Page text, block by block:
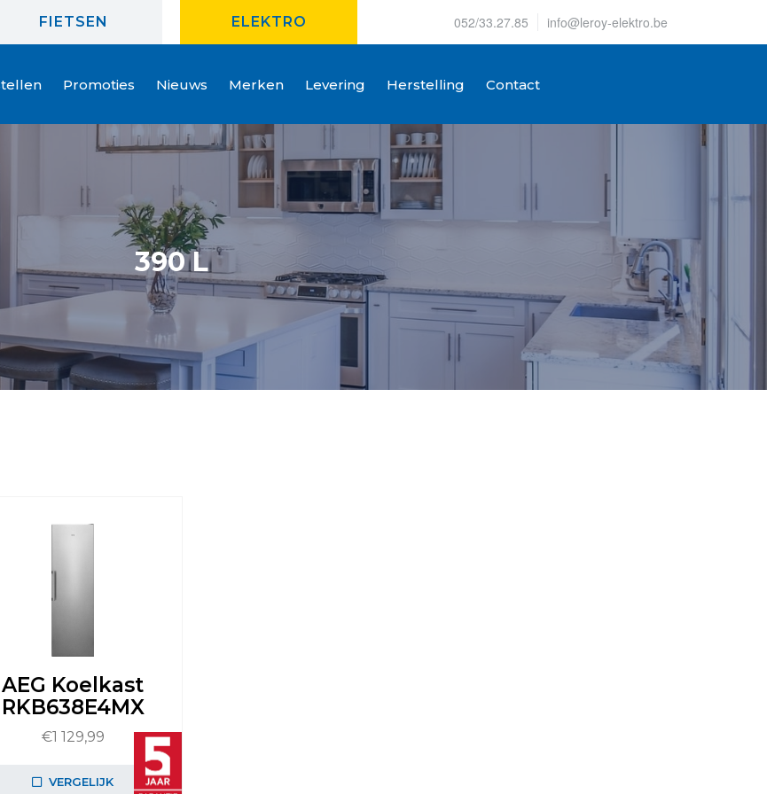
FIETSEN ELEKTRO 052/33.27.85 info@leroy-elektro.be
Promoties Nieuws Merken Levering Herstelling Contact
390 L
AEG Koelkast
RKB638E4MX
€1 129,99
VERGELIJK